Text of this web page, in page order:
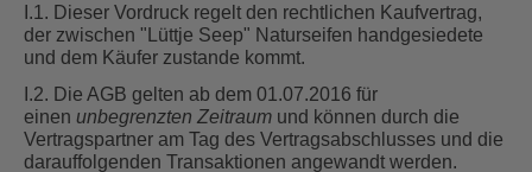
I.1. Dieser Vordruck regelt den rechtlichen Kaufvertrag,
der zwischen "Lüttje Seep" Naturseifen handgesiedete
und dem Käufer zustande kommt.
I.2. Die AGB gelten ab dem 01.07.2016 für
einen unbegrenzten Zeitraum und können durch die
Vertragspartner am Tag des Vertragsabschlusses und die
darauffolgenden Transaktionen angewandt werden.